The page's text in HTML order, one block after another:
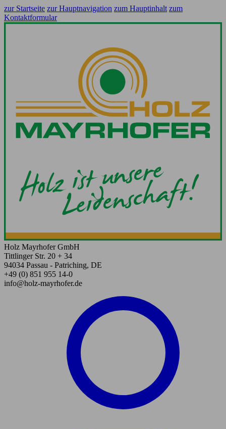
zur Startseite zur Hauptnavigation zum Hauptinhalt zum
Kontaktformular
Holz Mayrhofer GmbH
Tittlinger Str. 20 + 34
94034 Passau - Patriching, DE
+49 (0) 851 955 14-0
info@holz-mayrhofer.de